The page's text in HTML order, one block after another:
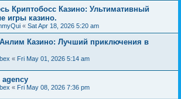
Криптобосс Казино: Ультимативный
игры казино.
« Sat Apr 18, 2026 5:20 am
Казино: Лучший приключения в
« Fri May 01, 2026 5:14 am
agency
« Fri May 08, 2026 7:36 pm